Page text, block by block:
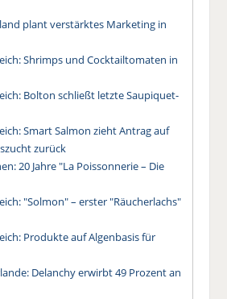
plant verstärktes Marketing in
Shrimps und Cocktailtomaten in
Bolton schließt letzte Saupiquet-
Smart Salmon zieht Antrag auf
zurück
20 Jahre "La Poissonnerie – Die
"Solmon" – erster "Räucherlachs"
Produkte auf Algenbasis für
Delanchy erwirbt 49 Prozent an